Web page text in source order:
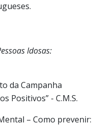
Idosas:
da Campanha
Positivos” - C.M.S.
– Como prevenir: